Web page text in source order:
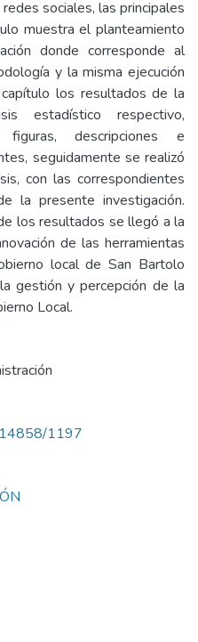
sociales, las principales
muestra el planteamiento
donde corresponde al
y la misma ejecución
los resultados de la
estadístico respectivo,
descripciones e
seguidamente se realizó
con las correspondientes
la presente investigación.
los resultados se llegó a la
de las herramientas
local de San Bartolo
gestión y percepción de la
Local.
1197